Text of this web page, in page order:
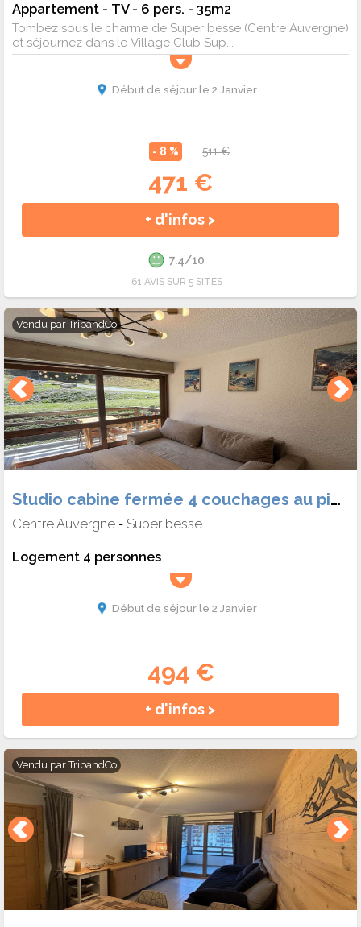
Appartement - TV - 6 pers. - 35m2
Tombez sous le charme de Super besse (Centre Auvergne)
et séjournez dans le Village Club Sup...
Début de séjour le 2 Janvier
- 8 % 511 €
471 €
+ d'infos >
7.4/10
61 AVIS SUR 5 SITES
Vendu parTripandCo
Studio cabine fermée 4 couchages au pied des pistes - Auris en Oisans - Bois gentil b
Centre Auvergne - Super besse
Logement 4 personnes
Début de séjour le 2 Janvier
494 €
+ d'infos >
Vendu parTripandCo